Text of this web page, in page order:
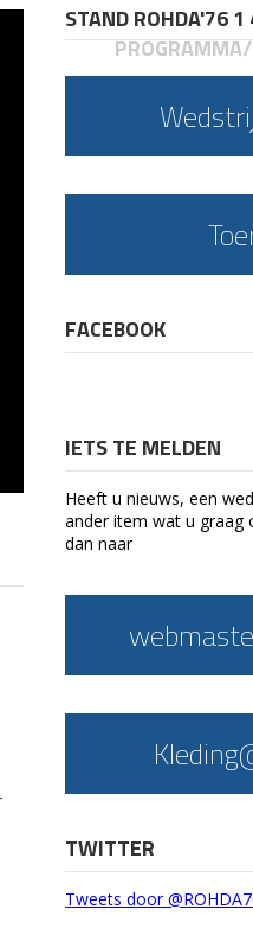
STAND ROHDA'76 1
FACEBOOK
IETS TE MELDEN
Heeft u nieuws, een
ander item wat u graag
dan naar
TWITTER
Tweets door